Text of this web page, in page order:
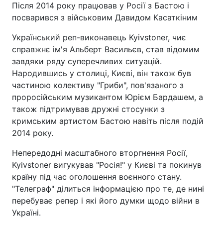
Після 2014 року працював у Росії з Бастою і
посварився з військовим Давидом Касаткіним
Український реп-виконавець Kyivstoner, чиє
справжнє ім'я Альберт Васильєв, став відомим
завдяки ряду суперечливих ситуацій.
Народившись у столиці, Києві, він також був
частиною колективу "Гриби", пов'язаного з
проросійським музикантом Юрієм Бардашем, а
також підтримував дружні стосунки з
кримським артистом Бастою навіть після подій
2014 року.
Непередодні масштабного вторгнення Росії,
Kyivstoner вигукував "Росія!" у Києві та покинув
країну під час оголошення воєнного стану.
"Телеграф" ділиться інформацією про те, де нині
перебуває репер і які його думки щодо війни в
Україні.